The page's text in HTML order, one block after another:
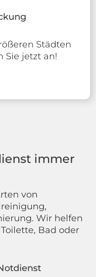
Städten
Sie jetzt an!
immer
von
Wir helfen
Bad oder